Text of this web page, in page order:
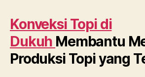
Konveksi Topi di
Dukuh Membantu
Produksi Topi yang